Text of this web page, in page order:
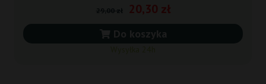
20,30 zł
Do koszyka